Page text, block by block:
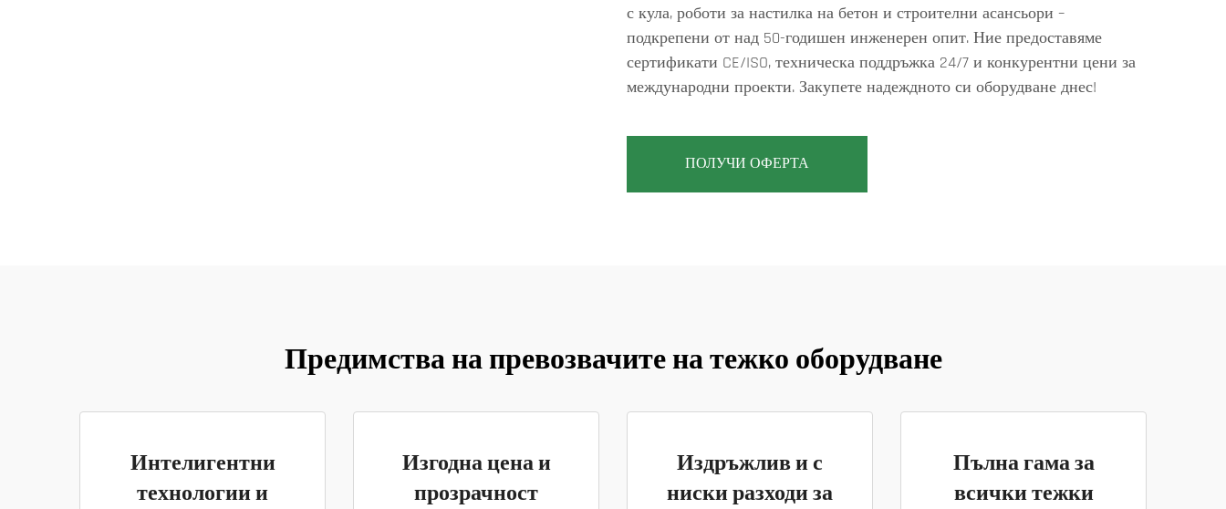
с кула, роботи за настилка на бетон и строителни асансьори –
подкрепени от над 50-годишен инженерен опит. Ние предоставяме
сертификати CE/ISO, техническа поддръжка 24/7 и конкурентни цени за
международни проекти. Закупете надеждното си оборудване днес!
ПОЛУЧИ ОФЕРТА
Предимства на превозвачите на тежко оборудване
Интелигентни
технологии и
Изгодна цена и
прозрачност
Издръжлив и с
ниски разходи за
Пълна гама за
всички тежки